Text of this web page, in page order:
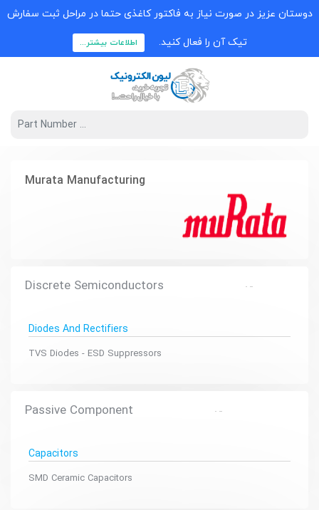
دوستان عزیز در صورت نیاز به فاکتور کاغذی حتما در مراحل ثبت سفارش
تیک آن را فعال کنید. اطلاعات بیشتر...
Murata Manufacturing
Discrete Semiconductors
Diodes And Rectifiers
TVS Diodes - ESD Suppressors
Passive Component
Capacitors
SMD Ceramic Capacitors